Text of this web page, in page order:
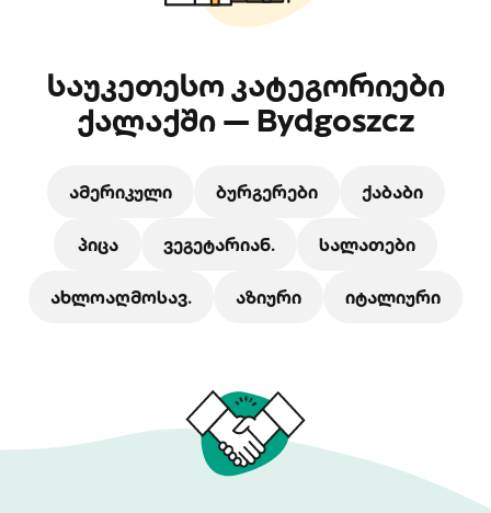
საუკეთესო კატეგორიები
ქალაქში — Bydgoszcz
ამერიკული ბურგერები ქაბაბი
პიცა ვეგეტარიან. სალათები
ახლოაღმოსავ. აზიური იტალიური